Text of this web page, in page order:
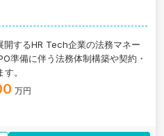
開するHR Tech企業の法務マネー
準備に伴う法務体制構築や契約・
。
万円